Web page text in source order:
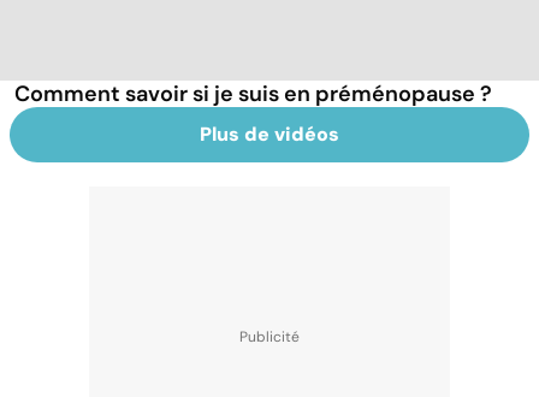
Comment savoir si je suis en préménopause ?
Plus de vidéos